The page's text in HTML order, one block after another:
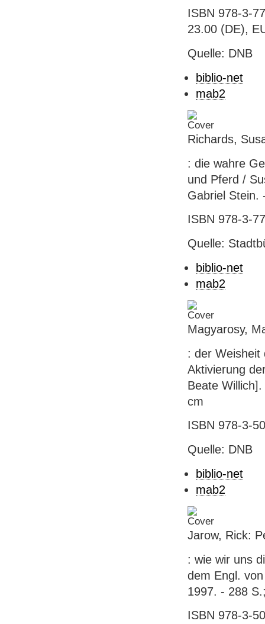
ISBN 978-3-
23.00 (DE),
Quelle: DNB
biblio-net
mab2
Richards,
: die wahre
und Pferd /
Gabriel Stein.
ISBN 978-3-
Quelle:
biblio-net
mab2
Magyarosy,
: der Weisheit
Aktivierung
Beate
cm
ISBN 978-3-
Quelle: DNB
biblio-net
mab2
Jarow, Rick:
: wie wir uns
dem Engl.
1997. - 288
ISBN 978-3-